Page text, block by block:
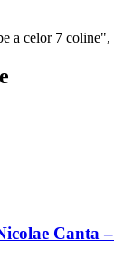
a celor 7
Canta